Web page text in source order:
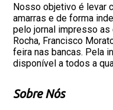
Nosso objetivo é levar
amarras e de forma
pelo jornal impresso as
Rocha, Francisco
feira nas bancas. Pela
disponível a todos a
Sobre Nós